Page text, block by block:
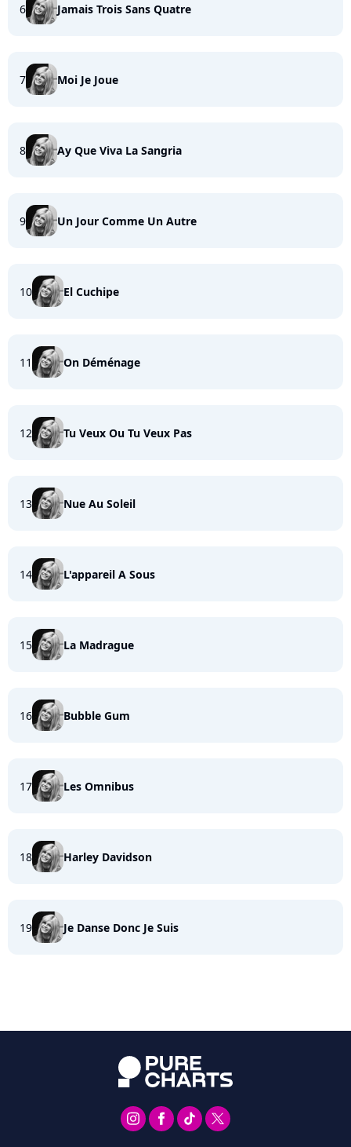
6 Jamais Trois Sans Quatre
7 Moi Je Joue
8 Ay Que Viva La Sangria
9 Un Jour Comme Un Autre
10 El Cuchipe
11 On Déménage
12 Tu Veux Ou Tu Veux Pas
13 Nue Au Soleil
14 L'appareil A Sous
15 La Madrague
16 Bubble Gum
17 Les Omnibus
18 Harley Davidson
19 Je Danse Donc Je Suis